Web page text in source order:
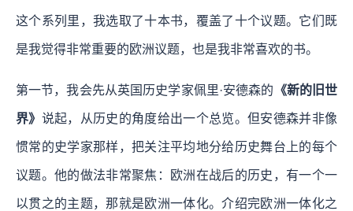
这个系列里，我选取了十本书，覆盖了十个议题。它们既
是我觉得非常重要的欧洲议题，也是我非常喜欢的书。
第一节，我会先从英国历史学家佩里·安德森的 《新的旧世
界》 说起，从历史的角度给出一个总览。但安德森并非像
惯常的史学家那样，把关注平均地分给历史舞台上的每个
议题。他的做法非常聚焦：欧洲在战后的历史，有一个一
以贯之的主题，那就是欧洲一体化。介绍完欧洲一体化之